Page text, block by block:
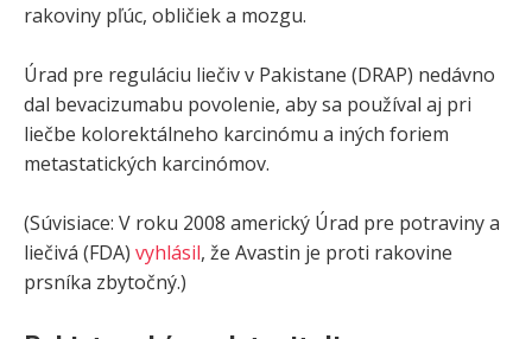
rakoviny pľúc, obličiek a mozgu.
Úrad pre reguláciu liečiv v Pakistane (DRAP) nedávno
dal bevacizumabu povolenie, aby sa používal aj pri
liečbe kolorektálneho karcinómu a iných foriem
metastatických karcinómov.
(Súvisiace: V roku 2008 americký Úrad pre potraviny a
liečivá (FDA) vyhlásil, že Avastin je proti rakovine
prsníka zbytočný.)